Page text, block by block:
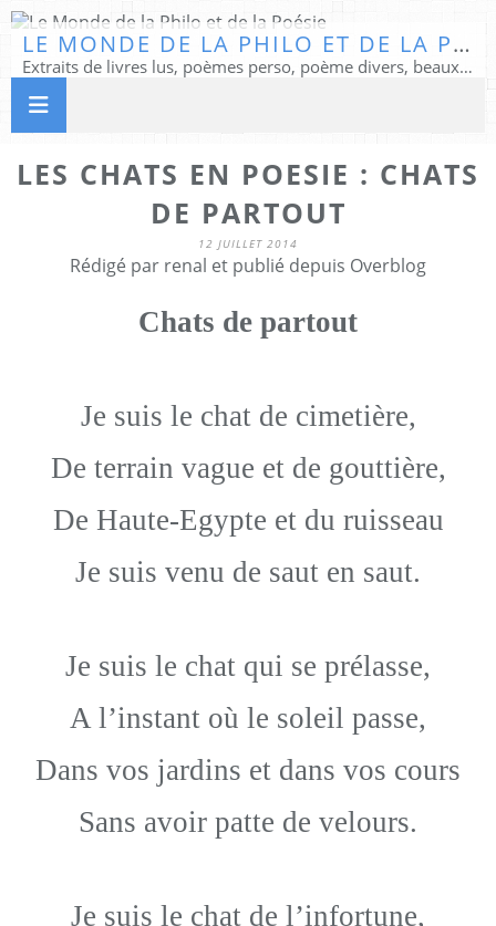
LE MONDE DE LA PHILO ET DE LA POÉSIE
Extraits de livres lus, poèmes perso, poème divers, beaux textes...
LES CHATS EN POESIE : CHATS
DE PARTOUT
12 JUILLET 2014
Rédigé par renal et publié depuis Overblog
Chats de partout
Je suis le chat de cimetière,
De terrain vague et de gouttière,
De Haute-Egypte et du ruisseau
Je suis venu de saut en saut.
Je suis le chat qui se prélasse,
A l’instant où le soleil passe,
Dans vos jardins et dans vos cours
Sans avoir patte de velours.
Je suis le chat de l’infortune,